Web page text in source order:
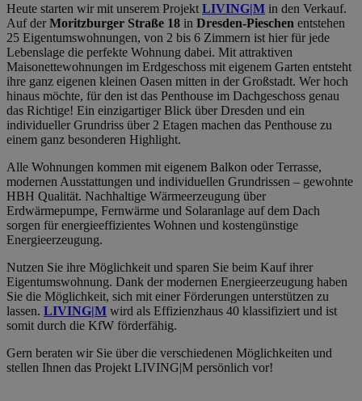
Heute starten wir mit unserem Projekt LIVING|M in den Verkauf.
Auf der Moritzburger Straße 18 in Dresden-Pieschen entstehen
25 Eigentumswohnungen, von 2 bis 6 Zimmern ist hier für jede
Lebenslage die perfekte Wohnung dabei. Mit attraktiven
Maisonettewohnungen im Erdgeschoss mit eigenem Garten entsteht
ihre ganz eigenen kleinen Oasen mitten in der Großstadt. Wer hoch
hinaus möchte, für den ist das Penthouse im Dachgeschoss genau
das Richtige! Ein einzigartiger Blick über Dresden und ein
individueller Grundriss über 2 Etagen machen das Penthouse zu
einem ganz besonderen Highlight.
Alle Wohnungen kommen mit eigenem Balkon oder Terrasse,
modernen Ausstattungen und individuellen Grundrissen – gewohnte
HBH Qualität. Nachhaltige Wärmeerzeugung über
Erdwärmepumpe, Fernwärme und Solaranlage auf dem Dach
sorgen für energieeffizientes Wohnen und kostengünstige
Energieerzeugung.
Nutzen Sie ihre Möglichkeit und sparen Sie beim Kauf ihrer
Eigentumswohnung. Dank der modernen Energieerzeugung haben
Sie die Möglichkeit, sich mit einer Förderungen unterstützen zu
lassen. LIVING|M wird als Effizienzhaus 40 klassifiziert und ist
somit durch die KfW förderfähig.
Gern beraten wir Sie über die verschiedenen Möglichkeiten und
stellen Ihnen das Projekt LIVING|M persönlich vor!